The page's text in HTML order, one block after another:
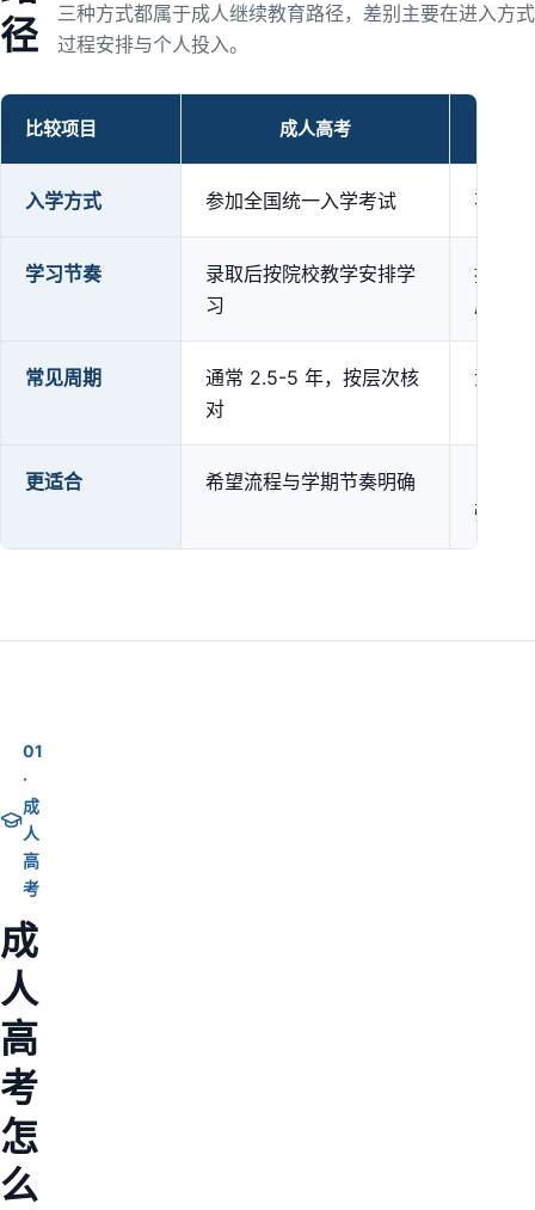
径
三种方式都属于成人继续教育路径，差别主要在进入方
过程安排与个人投入。
比较项目 成人高考
入学方式 参加全国统一入学考试 不设
学习节奏
录取后按院校教学安排学
习
按专
成
常见周期
通常 2.5-5 年，按层次核
对
没有
更适合 希望流程与学期节奏明确
强
01
·
成
人
高
考
成
人
高
考
怎
么